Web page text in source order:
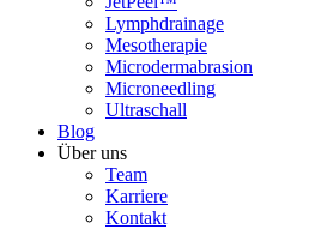
Lymphdrainage
Mesotherapie
Microdermabrasion
Microneedling
Ultraschall
Blog
Über uns
Team
Karriere
Kontakt